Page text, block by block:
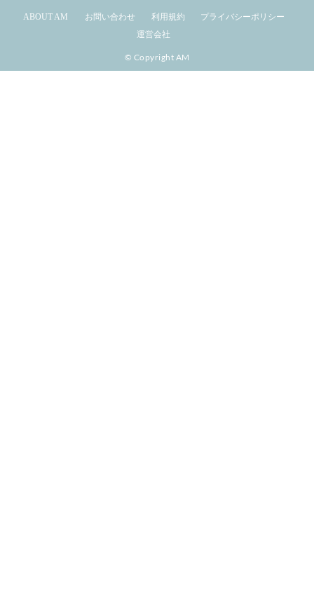
ABOUT AM お問い合わせ 利用規約
プライバシーポリシー
運営会社
© Copyright AM